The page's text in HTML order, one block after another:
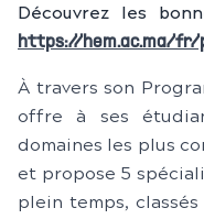
Découvrez les
https://hem.ac.ma/
À travers son
offre à ses
domaines les plus
et propose 5
plein temps,